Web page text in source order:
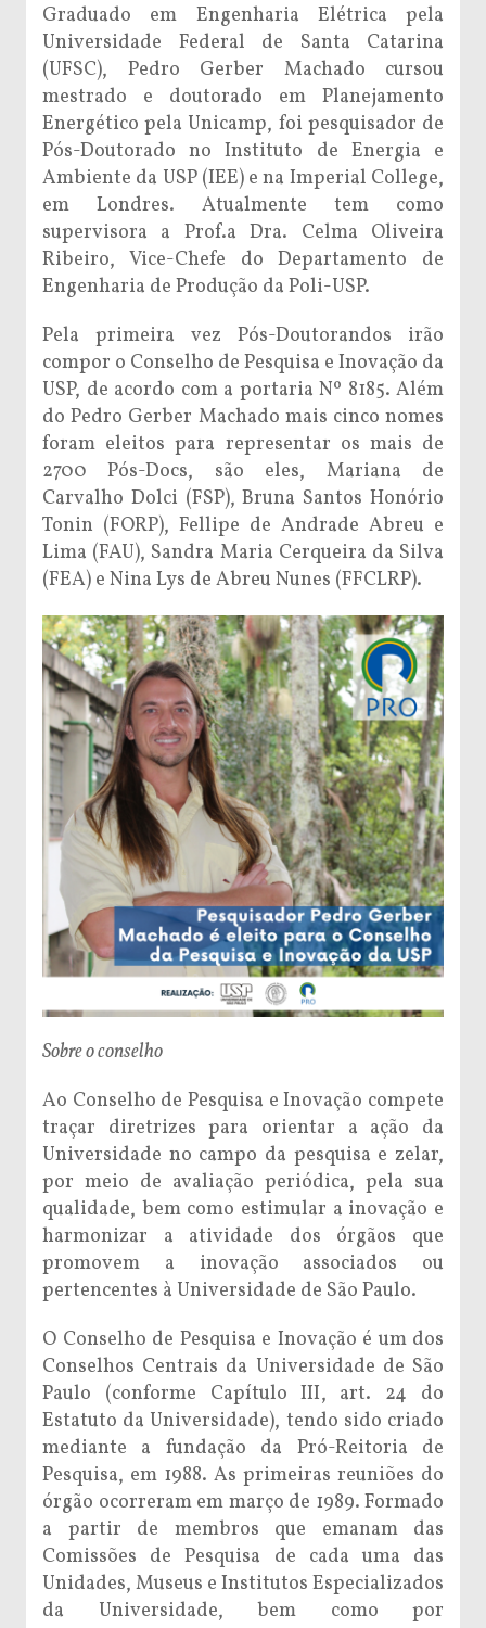
Graduado em Engenharia Elétrica pela
Universidade Federal de Santa Catarina
(UFSC), Pedro Gerber Machado cursou
mestrado e doutorado em Planejamento
Energético pela Unicamp, foi pesquisador de
Pós-Doutorado no Instituto de Energia e
Ambiente da USP (IEE) e na Imperial College,
em Londres. Atualmente tem como
supervisora a Prof.a Dra. Celma Oliveira
Ribeiro, Vice-Chefe do Departamento de
Engenharia de Produção da Poli-USP.
Pela primeira vez Pós-Doutorandos irão
compor o Conselho de Pesquisa e Inovação da
USP, de acordo com a portaria Nº 8185. Além
do Pedro Gerber Machado mais cinco nomes
foram eleitos para representar os mais de
2700 Pós-Docs, são eles, Mariana de
Carvalho Dolci (FSP), Bruna Santos Honório
Tonin (FORP), Fellipe de Andrade Abreu e
Lima (FAU), Sandra Maria Cerqueira da Silva
(FEA) e Nina Lys de Abreu Nunes (FFCLRP).
Sobre o conselho
Ao Conselho de Pesquisa e Inovação compete
traçar diretrizes para orientar a ação da
Universidade no campo da pesquisa e zelar,
por meio de avaliação periódica, pela sua
qualidade, bem como estimular a inovação e
harmonizar a atividade dos órgãos que
promovem a inovação associados ou
pertencentes à Universidade de São Paulo.
O Conselho de Pesquisa e Inovação é um dos
Conselhos Centrais da Universidade de São
Paulo (conforme Capítulo III, art. 24 do
Estatuto da Universidade), tendo sido criado
mediante a fundação da Pró-Reitoria de
Pesquisa, em 1988. As primeiras reuniões do
órgão ocorreram em março de 1989. Formado
a partir de membros que emanam das
Comissões de Pesquisa de cada uma das
Unidades, Museus e Institutos Especializados
da Universidade, bem como por